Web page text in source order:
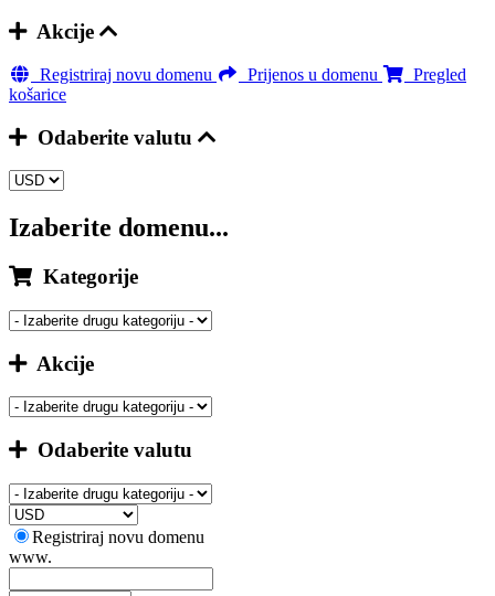
Akcije
Registriraj novu domenu Prijenos u domenu
Pregled
košarice
Odaberite valutu
Izaberite domenu...
Kategorije
Akcije
Odaberite valutu
Registriraj novu domenu
www.